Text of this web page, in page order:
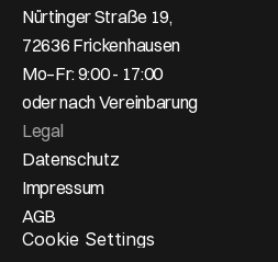
Nürtinger Straße 19,
72636 Frickenhausen
Mo–Fr: 9:00 - 17:00
oder nach Vereinbarung
Legal
Datenschutz
Impressum
AGB
Cookie Settings